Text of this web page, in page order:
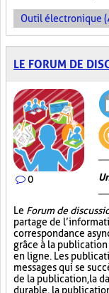
Outil électronique
LE FORUM DE
0
Le Forum de
partage de
correspondance
grâce à la
en ligne. Les
messages qui se
de la publication, la
durable, la